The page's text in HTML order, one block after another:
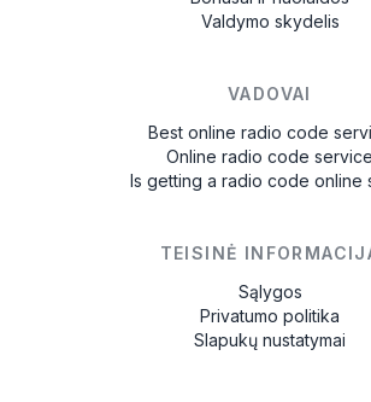
Valdymo skydelis
VADOVAI
Best online radio code
Online radio code service
Is getting a radio code online
TEISINĖ
Sąlygos
Privatumo politika
Slapukų nustatymai